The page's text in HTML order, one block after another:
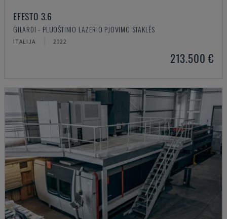
EFESTO 3.6
GILARDI - PLUOŠTINIO LAZERIO PJOVIMO STAKLĖS
ITALIJA 2022
213.500 €